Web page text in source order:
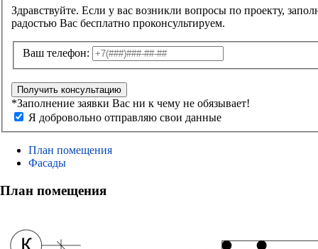
Здравствуйте. Если у вас возникли вопросы по проекту,
радостью Вас бесплатно проконсультируем.
Ваш телефон:
Получить консультацию
*Заполнение заявки Вас ни к чему не обязывает!
Я добровольно отправляю свои данные
План помещения
Фасады
План помещения